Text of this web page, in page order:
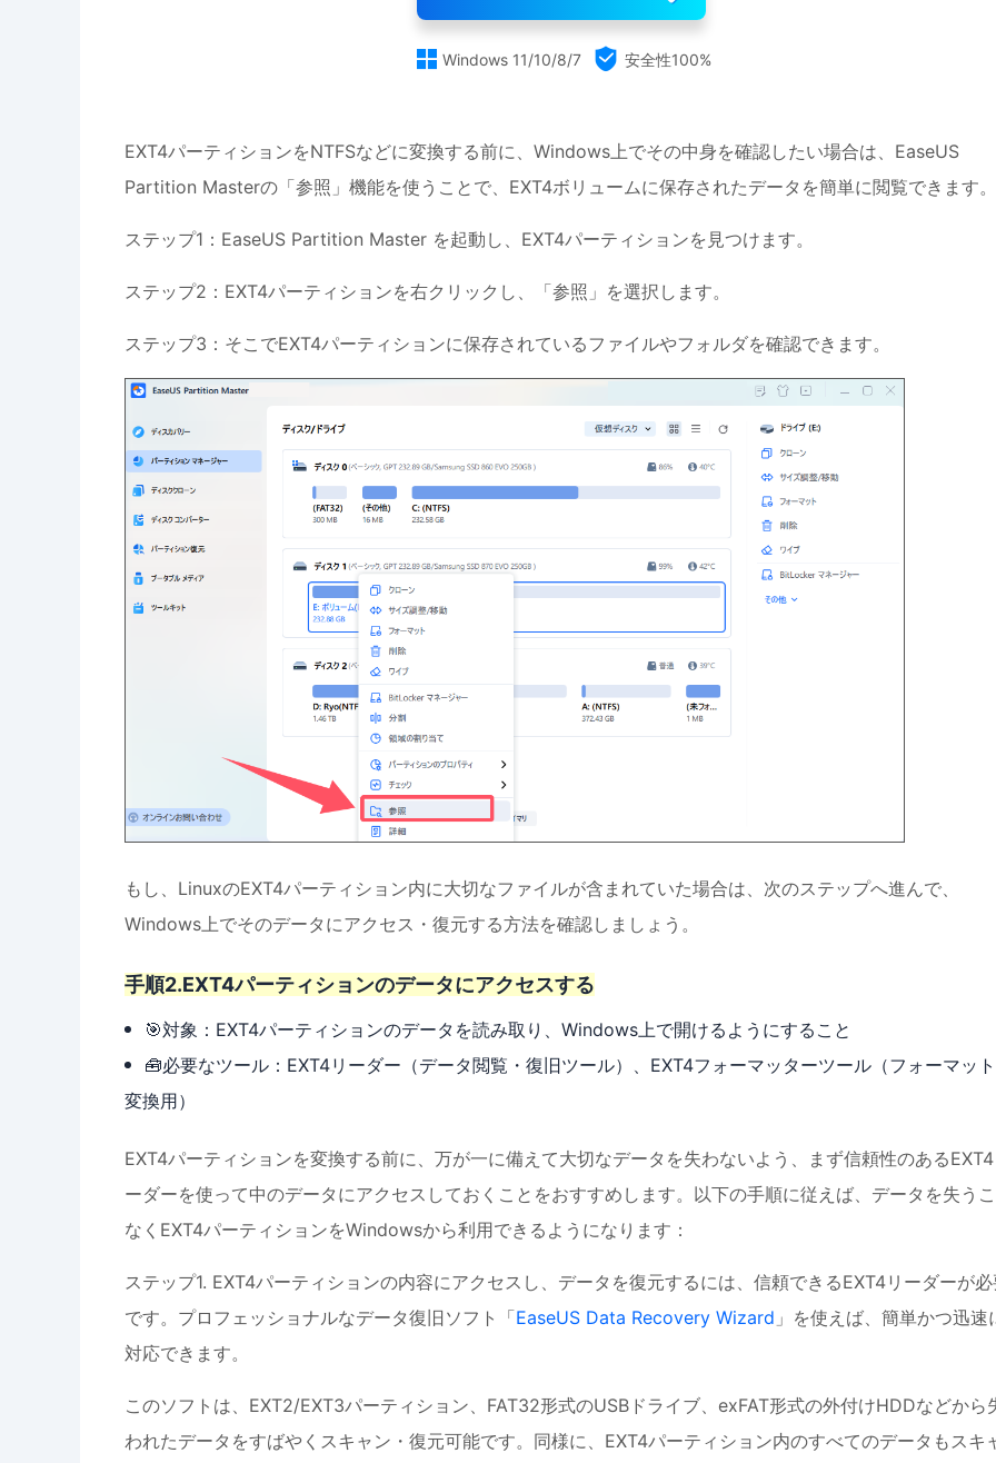
 Windows 11/10/8/7  安全性100%
EXT4パーティションをNTFSなどに変換する前に、Windows上でその中身を確認したい場合は、EaseUS
Partition Masterの「参照」機能を使うことで、EXT4ボリュームに保存されたデータを簡単に閲覧できます。
ステップ1：EaseUS Partition Master を起動し、EXT4パーティションを見つけます。
ステップ2：EXT4パーティションを右クリックし、「参照」を選択します。
ステップ3：そこでEXT4パーティションに保存されているファイルやフォルダを確認できます。
もし、LinuxのEXT4パーティション内に大切なファイルが含まれていた場合は、次のステップへ進んで、
Windows上でそのデータにアクセス・復元する方法を確認しましょう。
手順2.EXT4パーティションのデータにアクセスする
🎯対象：EXT4パーティションのデータを読み取り、Windows上で開けるようにすること
🧰必要なツール：EXT4リーダー（データ閲覧・復旧ツール）、EXT4フォーマッターツール（フォーマッ
変換用）
EXT4パーティションを変換する前に、万が一に備えて大切なデータを失わないよう、まず信頼性のある
ーダーを使って中のデータにアクセスしておくことをおすすめします。以下の手順に従えば、データを失う
なくEXT4パーティションをWindowsから利用できるようになります：
ステップ1. EXT4パーティションの内容にアクセスし、データを復元するには、信頼できるEXT4リーダーが
です。プロフェッショナルなデータ復旧ソフト「EaseUS Data Recovery Wizard 」を使えば、簡単かつ迅速
対応できます。
このソフトは、EXT2/EXT3パーティション、FAT32形式のUSBドライブ、exFAT形式の外付けHDDなどから
われたデータをすばやくスキャン・復元可能です。同様に、EXT4パーティション内のすべてのデータもスキ